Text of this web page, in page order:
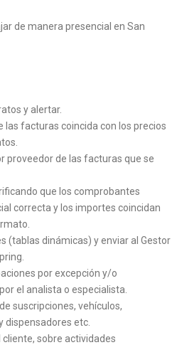
de manera presencial en San
y alertar.
las facturas coincida con los precios
proveedor de las facturas que se
que los comprobantes
correcta y los importes coincidan
(tablas dinámicas) y enviar al Gestor
por excepción y/o
el analista o especialista.
suscripciones, vehículos,
dispensadores etc.
sobre actividades